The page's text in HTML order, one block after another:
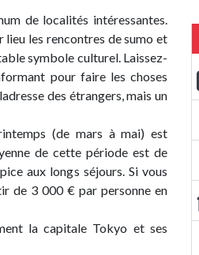
de localités intéressantes.
lieu les rencontres de sumo et
symbole culturel. Laissez-
pour faire les choses
des étrangers, mais un
(de mars à mai) est
de cette période est de
aux longs séjours. Si vous
de 3 000 € par personne en
la capitale Tokyo et ses